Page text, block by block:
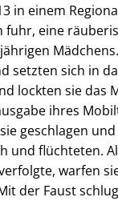
in einem
fuhr, eine
setzten sich in
lockten sie das
ihres
geschlagen
und flüchteten.
warfen
der Faust